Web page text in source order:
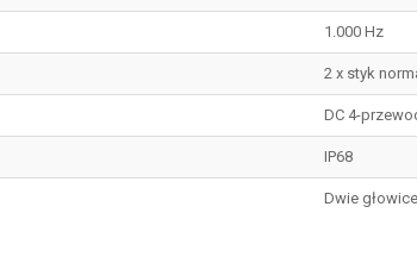
1.000 Hz
2 x styk
DC 4-
IP68
Dwie